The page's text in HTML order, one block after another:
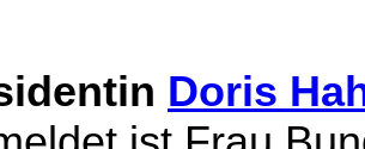
Doris